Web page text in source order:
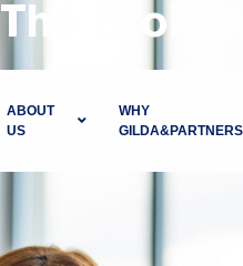
ABOUT
US
WHY
The